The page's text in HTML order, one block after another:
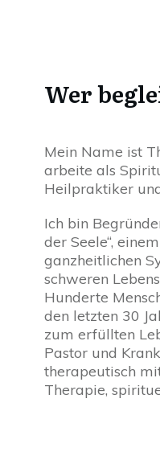
Wer
Mein Name ist
arbeite als
Heilpraktiker
Ich bin
der Seele“,
ganzheitlichen
schweren
Hunderte
den letzten 30
zum erfüllten
Pastor und
therapeutisch
Therapie,